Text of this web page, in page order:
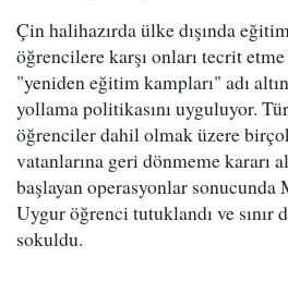
Çin halihazırda ülke dışında
öğrencilere karşı onları tecrit
"yeniden eğitim kampları" adı
yollama politikasını uyguluyor.
öğrenciler dahil olmak üzere
vatanlarına geri dönmeme kararı
başlayan operasyonlar sonucunda
Uygur öğrenci tutuklandı ve sınır
sokuldu.